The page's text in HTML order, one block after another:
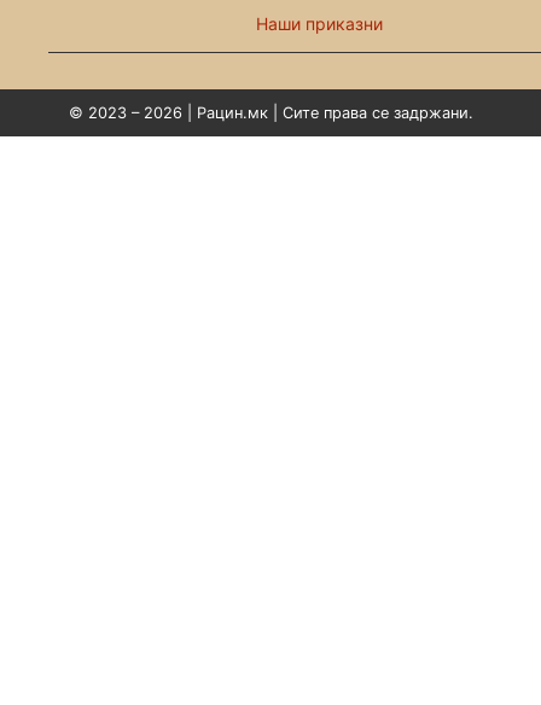
Наши приказни
© 2023 – 2026 | Рацин.мк | Сите права се задржани.